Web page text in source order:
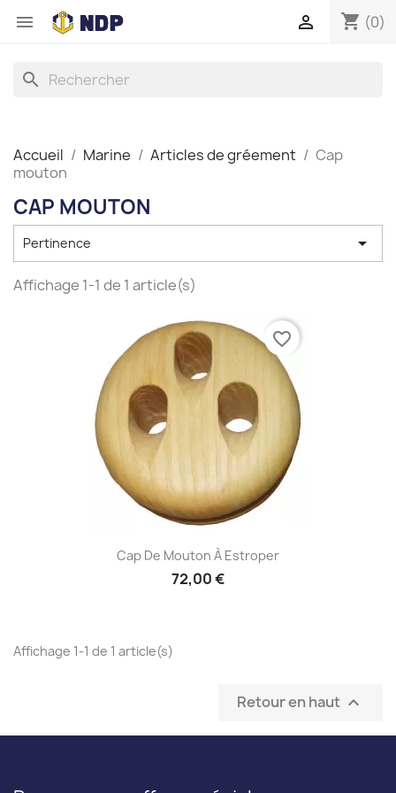
 shopping_cart (0)

search
Accueil Marine Articles de gréement
Cap
mouton
CAP MOUTON
Pertinence 
Affichage 1-1 de 1 article(s)
Cap De Mouton À Estroper
72,00 €
favorite_border
Affichage 1-1 de 1 article(s)
Retour en haut 